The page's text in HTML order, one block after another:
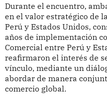
Durante el encuentro,
en el valor estratégico de
Perú y Estados Unidos,
años de implementación
Comercial entre Perú y
reafirmaron el interés de
vínculo, mediante un
abordar de manera
comercio global.